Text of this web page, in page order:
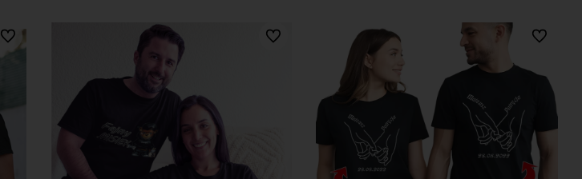
Do ulubionych Do ulubionych Do